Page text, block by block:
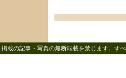
掲載の記事・写真の無断転載を禁じます。す